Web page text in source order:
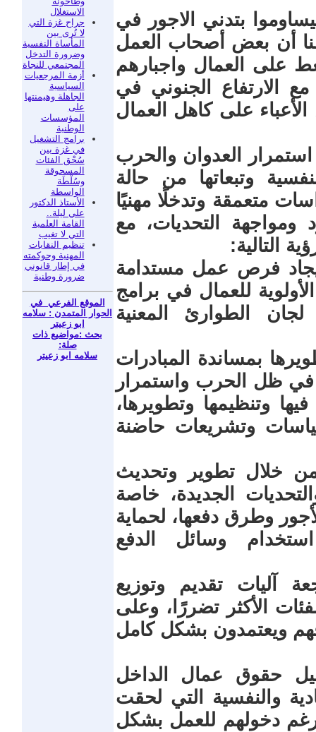
الاستغلال
جراح غزة التي
لا تُرى بين
المأساة النفسية
وضرورة التدخل
المجتمعي للنجاة
أزمة المرجعيات
السياسية
الجاهلة وهيمنتها
على
المؤسسات
الوطنية
برامج التشغيل
في غزة بين
سُحْق الفئات
المسحوقة
وسُلْطَة
الواسطة
الأستاذ الدكتور
علي ليلة..
القامة العلمية
التي لا تغيب
تنظيم النقابات
المهنية وحوكمته
في إطار قانوني
ضرورة وطنية
الموقع الفرعي في
الحوار المتمدن : سلامه
ابو زعيتر
بحث :مواضيع ذات
صلة:
سلامه ابو زعيتر
بتدني الاجور في
أن بعض أصحاب العمل
على العمال واجبارهم
الارتفاع الجنوني في
على كاهل العمال
العدوان والحرب
وتبعاتها من حالة
متعمقة وتدخلًا مهنيًا
التحديات، مع
التالية:
فرص عمل مستدامة
للعمال في برامج
الطوارئ المعنية
بمساندة المبادرات
ظل الحرب واستمرار
وتنظيمها وتطويرها،
وتشريعات حاضنة
خلال تطوير وتحديث
الجديدة، خاصة
وطرق دفعها، لحماية
وسائل الدفع
آليات تقديم وتوزيع
الأكثر تضررًا، وعلى
ويعتمدون بشكل كامل
حقوق عمال الداخل
والنفسية التي لحقت
دخولهم للعمل بشكل